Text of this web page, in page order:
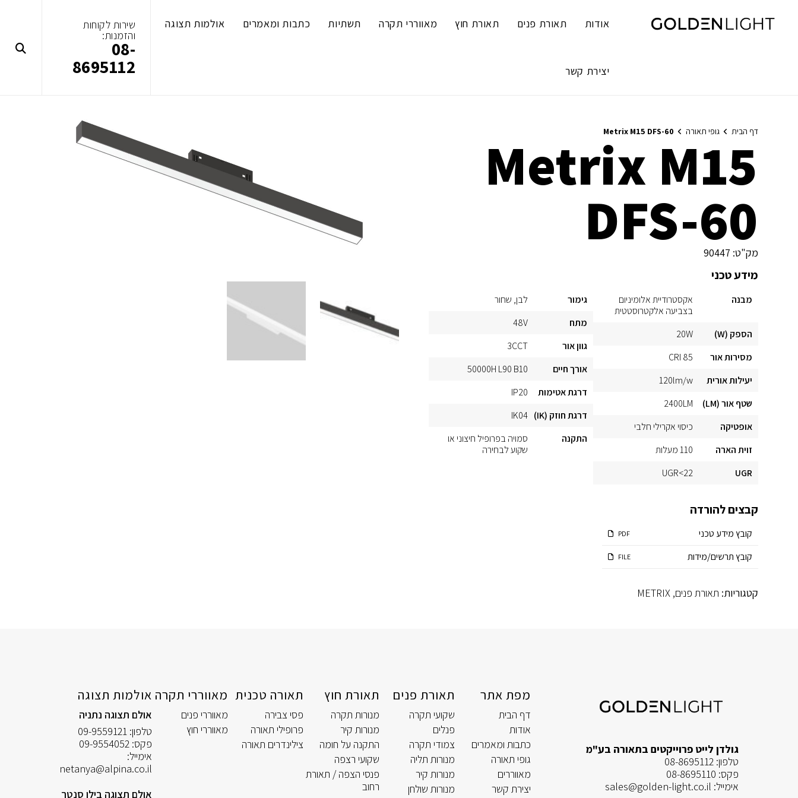
content
אודות תאורת פנים תאורת חוץ מאווררי תקרה תשתיות כתבות ומאמרים אולמות תצוגה
יצירת קשר
שירות לקוחות
והזמנות:
08-
8695112
דף הבית גופי תאורה Metrix M15 DFS-60
Metrix M15
DFS-60
מק"ט: 90447
מידע טכני
מבנה
אקסטרודיית אלומיניום
בצביעה אלקטרוסטטית
הספק (W)
20W
מסירות אור
CRI 85
יעילות אורית
120lm/w
שטף אור (LM)
2400LM
אופטיקה
כיסוי אקרילי חלבי
זוית הארה
110 מעלות
UGR
UGR<22
גימור לבן שחור
מתח
48V
גוון אור
3CCT
אורך חיים
50000H L90 B10
דרגת אטימות
IP20
דרגת חוזק (IK)
IK04
התקנה
סמויה בפרופיל חיצוני או
שקוע לבחירה
קבצים להורדה
קובץ מידע טכני PDF
קובץ תרשים/מידות FILE
קטגוריות: תאורת פנים,
METRIX
גולדן לייט פרוייקטים בתאורה בע"מ
טלפון: 08-8695112
פקס: 08-8695110
אימייל: sales@golden-light.co.il
מפת אתר
דף הבית
אודות
כתבות ומאמרים
גופי תאורה
מאווררים
יצירת קשר
תאורת פנים
שקועי תקרה
פנלים
צמודי תקרה
מנורות תליה
מנורות קיר
מנורות שולחן
תאורת חוץ
מנורות תקרה
מנורות קיר
התקנה על חומה
שקועי רצפה
פנסי הצפה / תאורת
רחוב
תאורה טכנית
פסי צבירה
פרופילי תאורה
צילינדרים תאורה
מאווררי תקרה
מאווררי פנים
מאווררי חוץ
אולמות תצוגה
אולם תצוגה נתניה
טלפון: 09-9559121
פקס: 09-9554052
אימייל:
netanya@alpina.co.il
אולם תצוגה בילו סנטר